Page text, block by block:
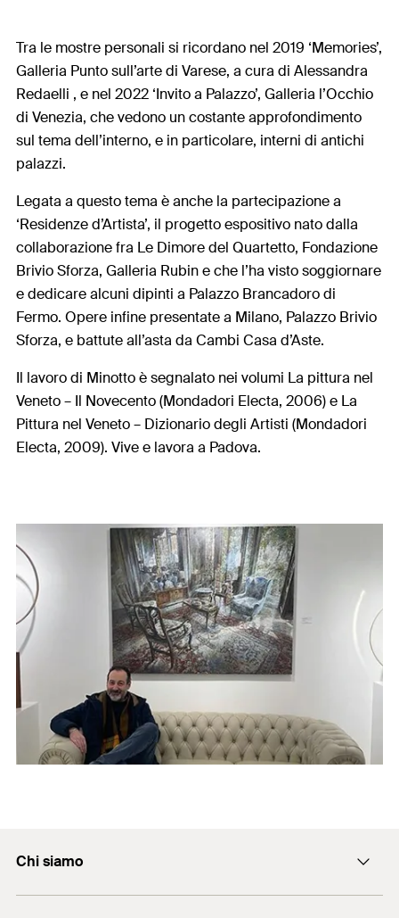
Tra le mostre personali si ricordano nel 2019 ‘Memories’,
Galleria Punto sull’arte di Varese, a cura di Alessandra
Redaelli , e nel 2022 ‘Invito a Palazzo’, Galleria l’Occhio
di Venezia, che vedono un costante approfondimento
sul tema dell’interno, e in particolare, interni di antichi
palazzi.
Legata a questo tema è anche la partecipazione a
‘Residenze d’Artista’, il progetto espositivo nato dalla
collaborazione fra Le Dimore del Quartetto, Fondazione
Brivio Sforza, Galleria Rubin e che l’ha visto soggiornare
e dedicare alcuni dipinti a Palazzo Brancadoro di
Fermo. Opere infine presentate a Milano, Palazzo Brivio
Sforza, e battute all’asta da Cambi Casa d’Aste.
Il lavoro di Minotto è segnalato nei volumi La pittura nel
Veneto – Il Novecento (Mondadori Electa, 2006) e La
Pittura nel Veneto – Dizionario degli Artisti (Mondadori
Electa, 2009). Vive e lavora a Padova.
Chi siamo